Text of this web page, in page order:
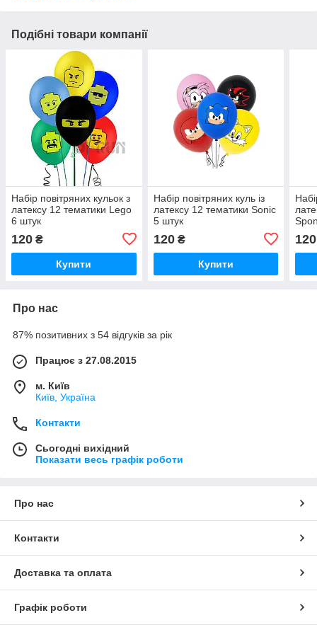
Подібні товари компанії
Набір повітряних кульок з
латексу 12 тематики Lego
6 штук
120 ₴
Купити
Набір повітряних куль із
латексу 12 тематики Sonic
5 штук
120₴
Купити
120
Про нас
87% позитивних з 54 відгуків за рік
Працює з 27.08.2015
м. Київ
Київ, Україна
Контакти
Сьогодні вихідний
Показати весь графік роботи
Про нас
Контакти
Доставка та оплата
Графік роботи